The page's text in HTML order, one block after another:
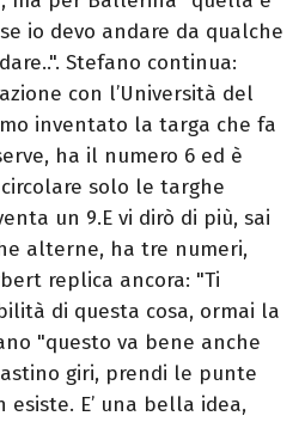
io devo andare da qualche
Stefano continua:
con l’Università del
inventato la targa che fa
ha il numero 6 ed è
solo le targhe
un 9.E vi dirò di più, sai
alterne, ha tre numeri,
replica ancora: "Ti
di questa cosa, ormai la
"questo va bene anche
giri, prendi le punte
E’ una bella idea,